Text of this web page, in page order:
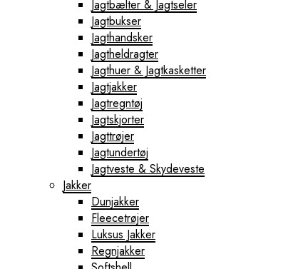
Jagtbælter & Jagtseler
Jagtbukser
Jagthandsker
Jagtheldragter
Jagthuer & Jagtkasketter
Jagtjakker
Jagtregntøj
Jagtskjorter
Jagttrøjer
Jagtundertøj
Jagtveste & Skydeveste
Jakker
Dunjakker
Fleecetrøjer
Luksus Jakker
Regnjakker